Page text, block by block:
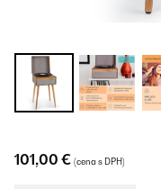
101,00 € (cena s DPH)